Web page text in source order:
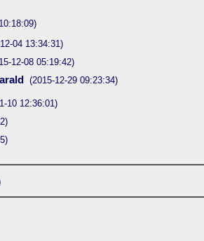
04 13:34:31)
12-08 05:19:42)
(2015-12-29 09:23:34)
10 12:36:01)